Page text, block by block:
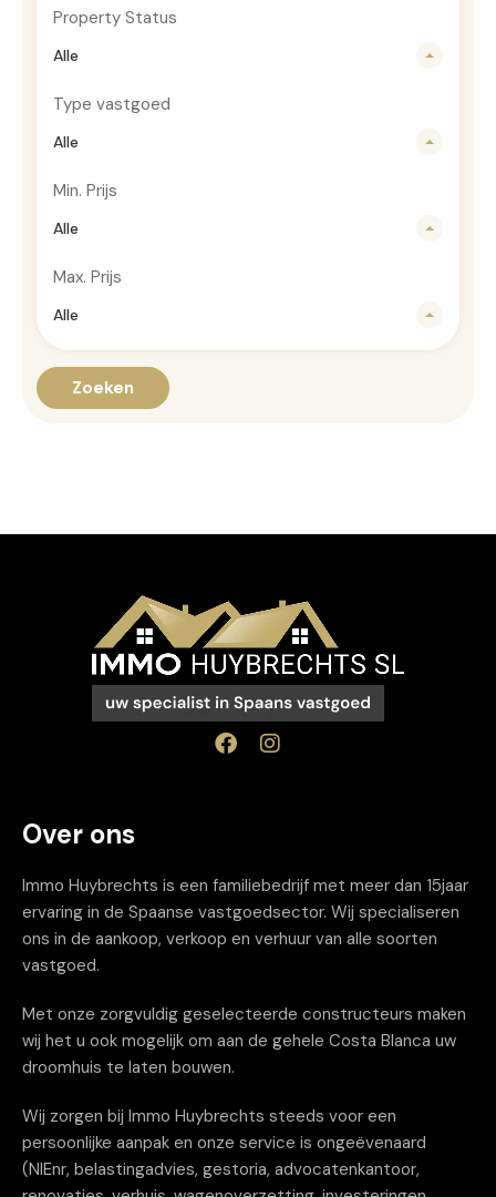
Property Status
Alle
Type vastgoed
Alle
Min. Prijs
Alle
Max. Prijs
Alle
Zoeken
Over ons
Immo Huybrechts is een familiebedrijf met meer dan 15jaar
ervaring in de Spaanse vastgoedsector. Wij specialiseren
ons in de aankoop, verkoop en verhuur van alle soorten
vastgoed.
Met onze zorgvuldig geselecteerde constructeurs maken
wij het u ook mogelijk om aan de gehele Costa Blanca uw
droomhuis te laten bouwen.
Wij zorgen bij Immo Huybrechts steeds voor een
persoonlijke aanpak en onze service is ongeëvenaard
(NIEnr, belastingadvies, gestoria, advocatenkantoor,